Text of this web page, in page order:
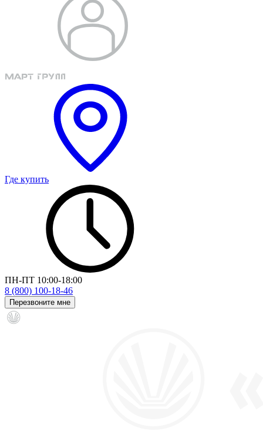
Где купить
ПН-ПТ 10:00-18:00
8 (800) 100-18-46
Перезвоните мне